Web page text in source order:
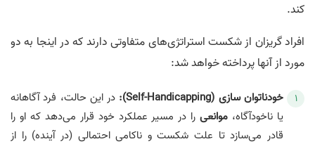
کند.
افراد گریزان از شکست استراتژی‌های متفاوتی دارند که در اینجا به دو
مورد از آنها پرداخته خواهد شد:
خودناتوان سازی (Self-Handicapping):
در این حالت، فرد آگاهانه
یا ناخودآگاه، موانعیرا در مسیر عملکرد خود قرار می‌دهد که او را
قادر می‌سازد تا علت شکست و ناکامی احتمالی (در آینده) را از